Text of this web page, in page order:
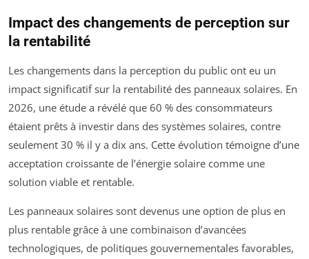
Impact des changements de perception sur
la rentabilité
Les changements dans la perception du public ont eu un
impact significatif sur la rentabilité des panneaux solaires. En
2026, une étude a révélé que 60 % des consommateurs
étaient prêts à investir dans des systèmes solaires, contre
seulement 30 % il y a dix ans. Cette évolution témoigne d’une
acceptation croissante de l’énergie solaire comme une
solution viable et rentable.
Les panneaux solaires sont devenus une option de plus en
plus rentable grâce à une combinaison d’avancées
technologiques, de politiques gouvernementales favorables,